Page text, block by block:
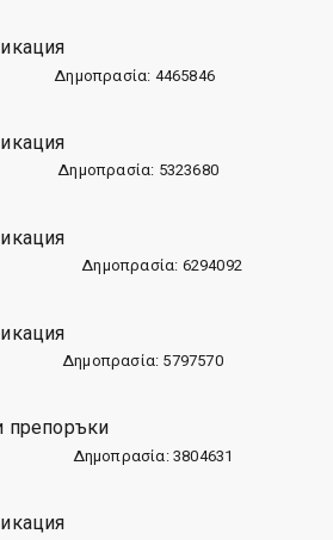
Δημοπρασία: 4465846
Δημοπρασία: 5323680
Δημοπρασία: 6294092
Δημοπρασία: 5797570
препоръки
Δημοπρασία: 3804631